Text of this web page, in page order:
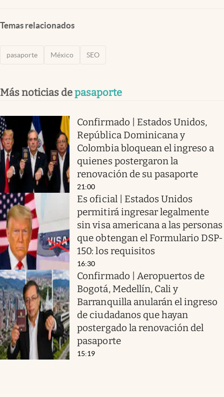
Temas relacionados
pasaporte México SEO
Más noticias depasaporte
Confirmado | Estados Unidos,
República Dominicana y
Colombia bloquean el ingreso a
quienes postergaron la
renovación de su pasaporte
21:00
Es oficial | Estados Unidos
permitirá ingresar legalmente
sin visa americana a las personas
que obtengan el Formulario DSP-
150: los requisitos
16:30
Confirmado | Aeropuertos de
Bogotá, Medellín, Cali y
Barranquilla anularán el ingreso
de ciudadanos que hayan
postergado la renovación del
pasaporte
15:19